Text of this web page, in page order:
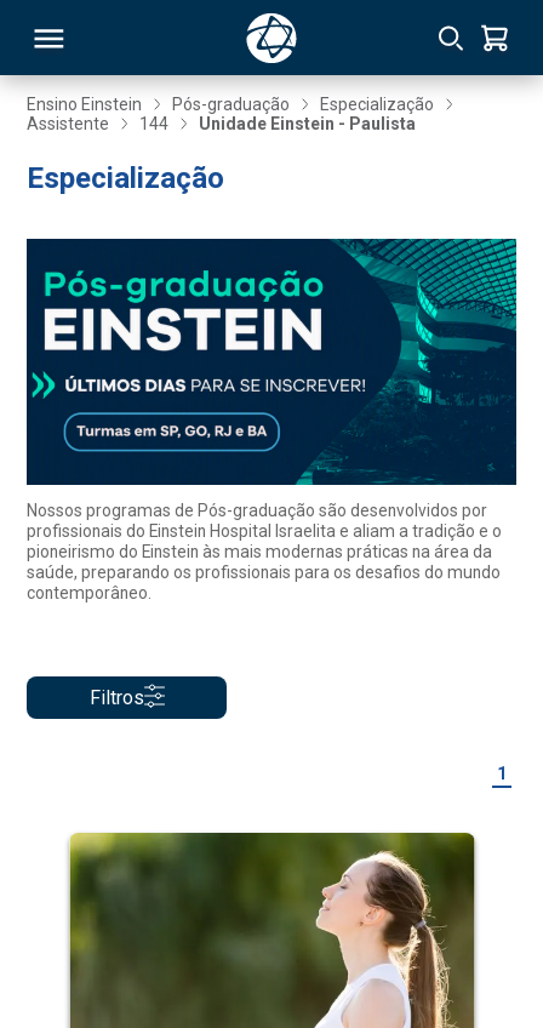
Ensino Einstein Pós-graduação
Especialização
Assistente
144 Unidade Einstein - Paulista
Especialização
Nossos programas de Pós-graduação são desenvolvidos por
profissionais do Einstein Hospital Israelita e aliam a tradição e o
pioneirismo do Einstein às mais modernas práticas na área da
saúde, preparando os profissionais para os desafios do mundo
contemporâneo.
Filtros
1